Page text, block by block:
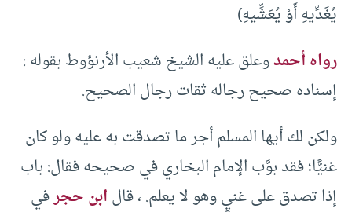
يُغَدِّيهِ أَوْ يُعَشِّيهِ)
رواه أحمدوعلق عليه الشيخ شعيب الأرنؤوط بقوله :
إسناده صحيح رجاله ثقات رجال الصحيح.
ولكن لك أيها المسلم أجر ما تصدقت به عليه ولو كان
غنيًّا؛ فقد بوَّب الإمام البخاري في صحيحه فقال: باب
إذا تصدق على غنيٍ وهو لا يعلم. ، قالابن حجرفي